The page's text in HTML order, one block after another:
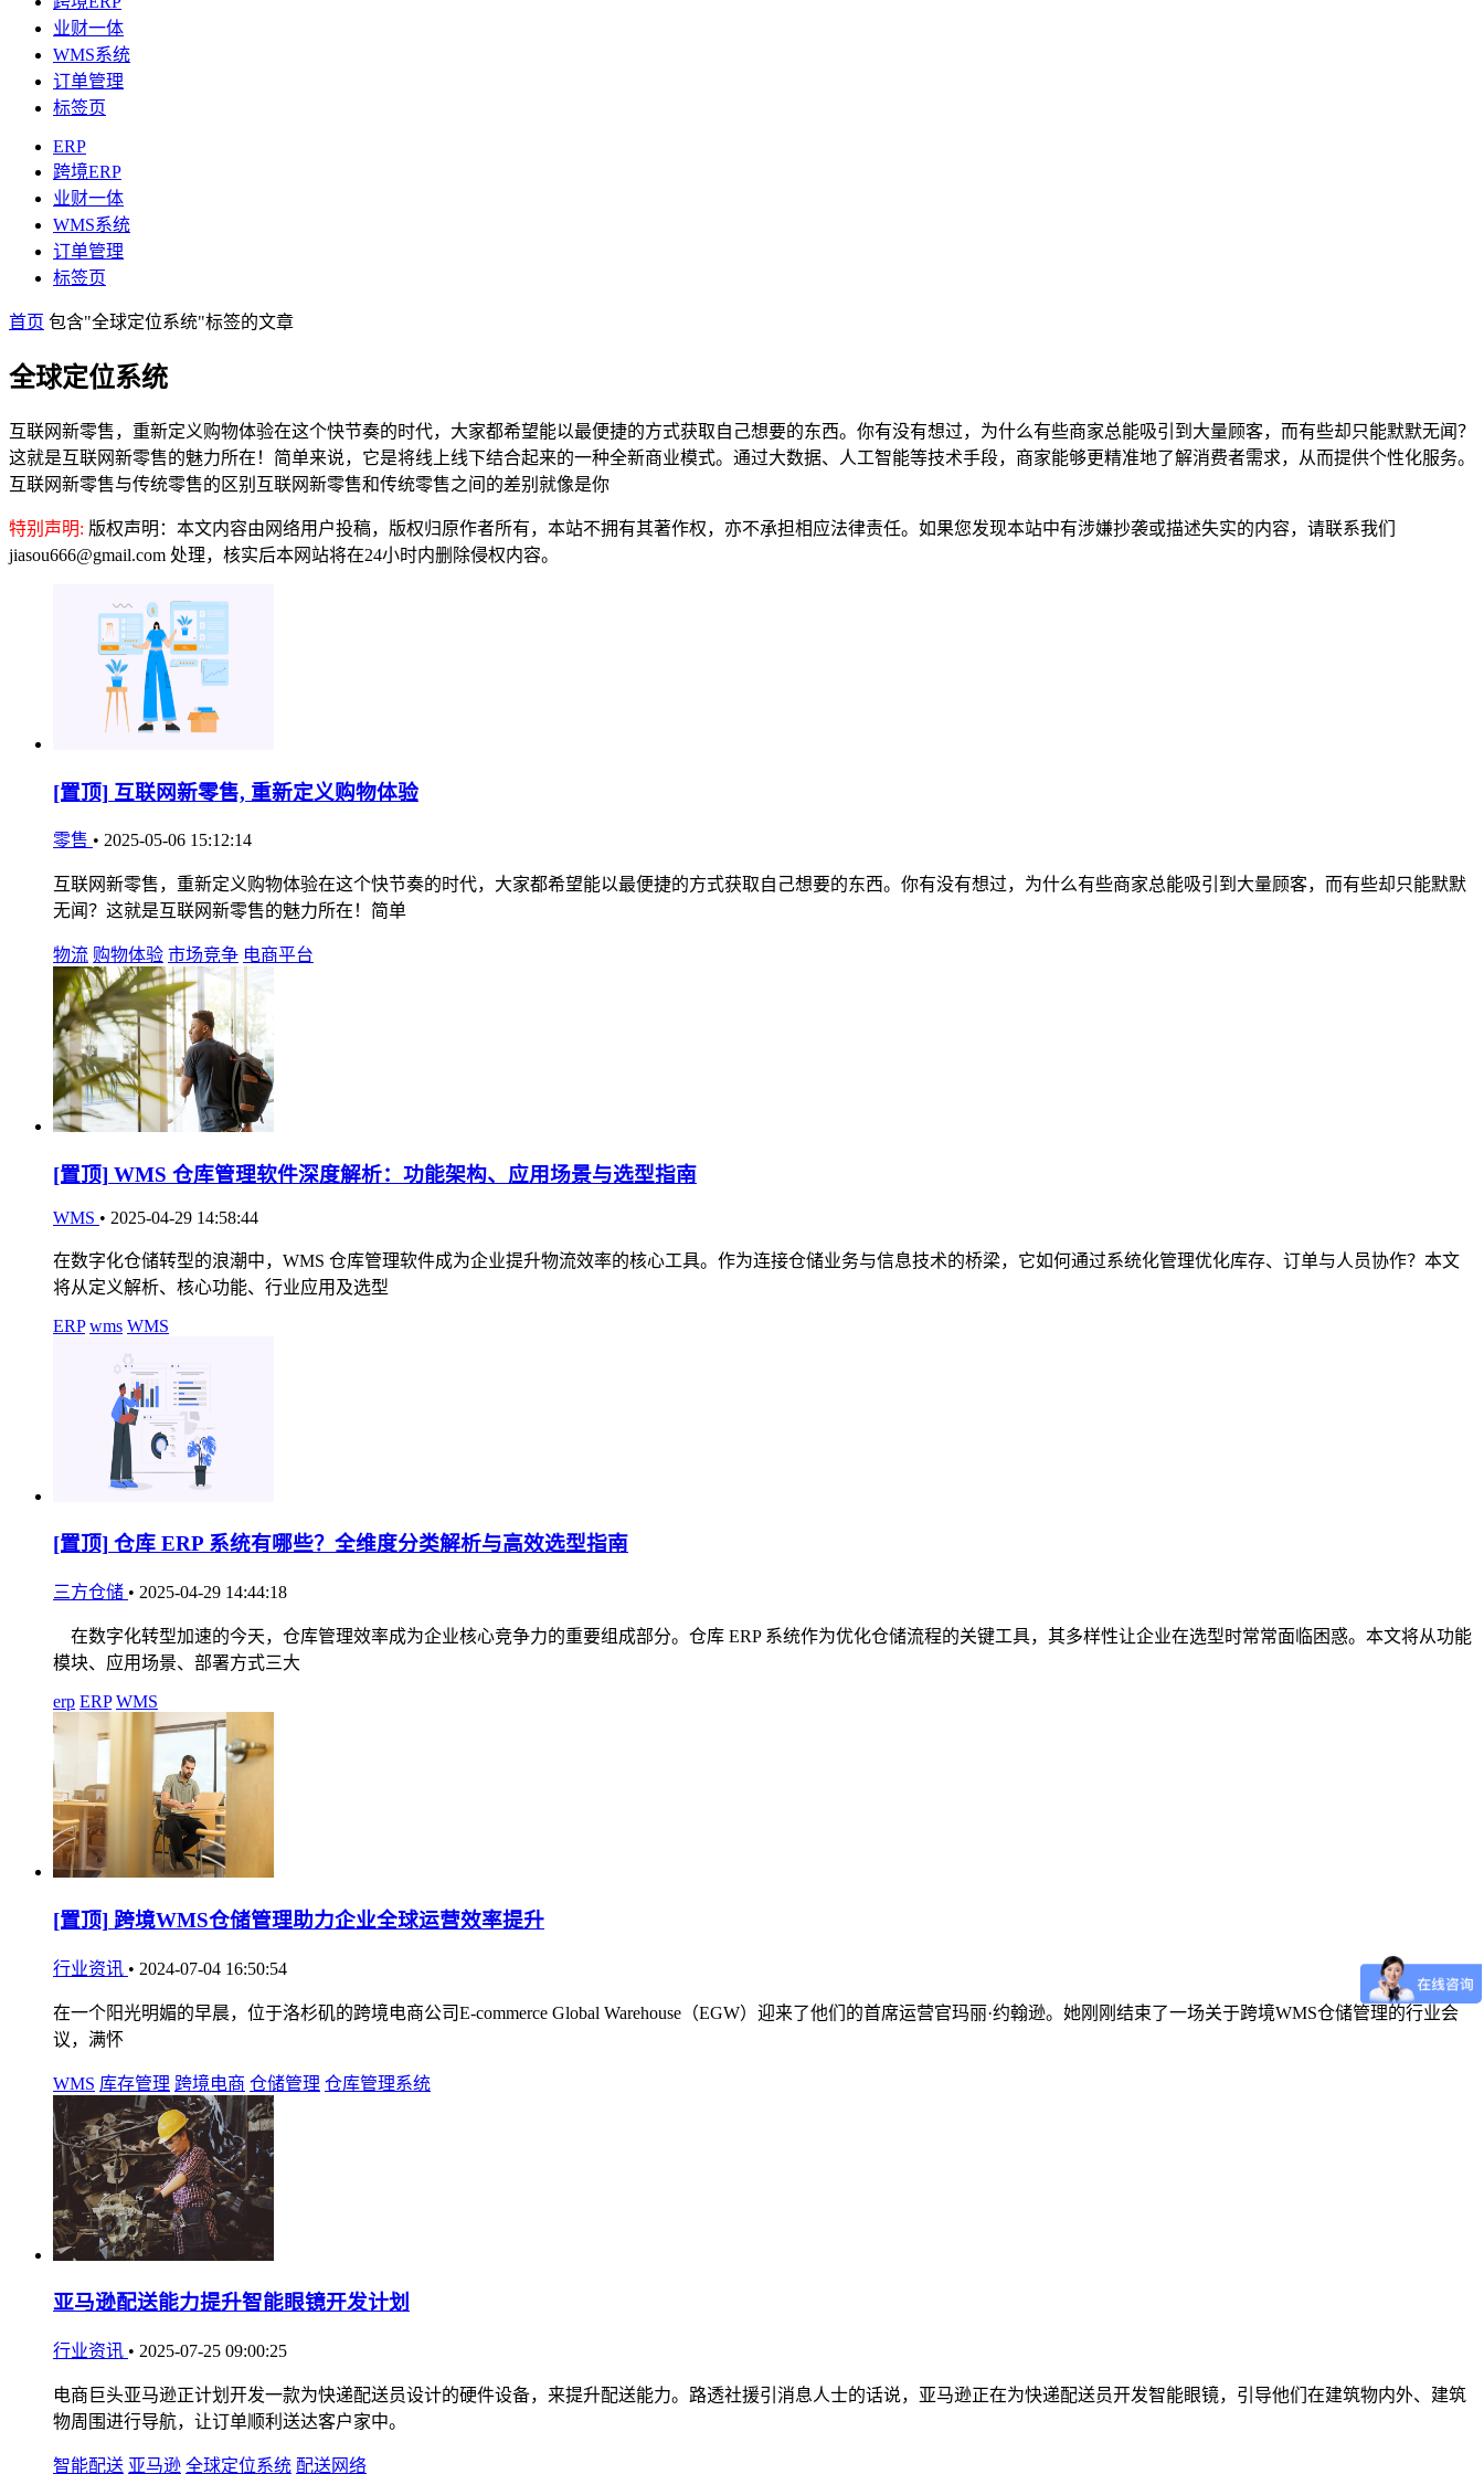
业财一体
WMS系统
订单管理
标签页
ERP
跨境ERP
业财一体
WMS系统
订单管理
标签页
首页 包含"全球定位系统"标签的文章
全球定位系统
互联网新零售，重新定义购物体验在这个快节奏的时代，大家都希望能以最便捷的方式获取自己想要的东西。你有没有想过，为什么有些商家总能吸引到大量顾客，而有些却只能默默无闻？
这就是互联网新零售的魅力所在！简单来说，它是将线上线下结合起来的一种全新商业模式。通过大数据、人工智能等技术手段，商家能够更精准地了解消费者需求，从而提供个性化服务。
互联网新零售与传统零售的区别互联网新零售和传统零售之间的差别就像是你
特别声明: 版权声明：本文内容由网络用户投稿，版权归原作者所有，本站不拥有其著作权，亦不承担相应法律责任。如果您发现本站中有涉嫌抄袭或描述失实的内容，请联系我们
jiasou666@gmail.com 处理，核实后本网站将在24小时内删除侵权内容。
[置顶] 互联网新零售, 重新定义购物体验
零售 • 2025-05-06 15:12:14
互联网新零售，重新定义购物体验在这个快节奏的时代，大家都希望能以最便捷的方式获取自己想要的东西。你有没有想过，为什么有些商家总能吸引到大量顾客，而有些却只能默默
无闻？这就是互联网新零售的魅力所在！简单
物流 购物体验 市场竞争 电商平台
[置顶] WMS 仓库管理软件深度解析：功能架构、应用场景与选型指南
WMS • 2025-04-29 14:58:44
在数字化仓储转型的浪潮中，WMS 仓库管理软件成为企业提升物流效率的核心工具。作为连接仓储业务与信息技术的桥梁，它如何通过系统化管理优化库存、订单与人员协作？本文
将从定义解析、核心功能、行业应用及选型
ERP wms WMS
[置顶] 仓库 ERP 系统有哪些？全维度分类解析与高效选型指南
三方仓储 • 2025-04-29 14:44:18
在数字化转型加速的今天，仓库管理效率成为企业核心竞争力的重要组成部分。仓库 ERP 系统作为优化仓储流程的关键工具，其多样性让企业在选型时常常面临困惑。本文将从功能
模块、应用场景、部署方式三大
erp ERP WMS
[置顶] 跨境WMS仓储管理助力企业全球运营效率提升
行业资讯 • 2024-07-04 16:50:54
在一个阳光明媚的早晨，位于洛杉矶的跨境电商公司E-commerce Global Warehouse（EGW）迎来了他们的首席运营官玛丽·约翰逊。她刚刚结束了一场关于跨境WMS仓储管理的行业会
议，满怀
WMS 库存管理 跨境电商 仓储管理 仓库管理系统
亚马逊配送能力提升智能眼镜开发计划
行业资讯 • 2025-07-25 09:00:25
电商巨头亚马逊正计划开发一款为快递配送员设计的硬件设备，来提升配送能力。路透社援引消息人士的话说，亚马逊正在为快递配送员开发智能眼镜，引导他们在建筑物内外、建筑
物周围进行导航，让订单顺利送达客户家中。
智能配送 亚马逊 全球定位系统 配送网络